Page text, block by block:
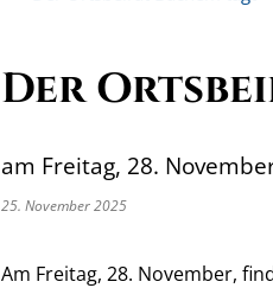
Der
am Freitag, 28.
25. November 2025
Am Freitag, 28. November,